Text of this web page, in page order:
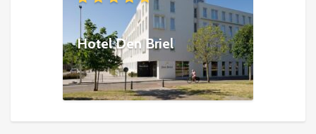
Hotel Den Briel